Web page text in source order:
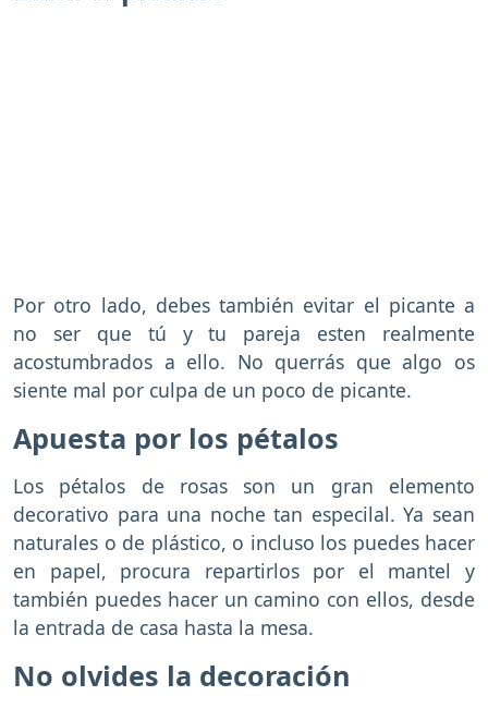
Por otro lado, debes también evitar el picante a
no ser que tú y tu pareja esten realmente
acostumbrados a ello. No querrás que algo os
siente mal por culpa de un poco de picante.
Apuesta por los pétalos
Los pétalos de rosas son un gran elemento
decorativo para una noche tan especilal. Ya sean
naturales o de plástico, o incluso los puedes hacer
en papel, procura repartirlos por el mantel y
también puedes hacer un camino con ellos, desde
la entrada de casa hasta la mesa.
No olvides la decoración